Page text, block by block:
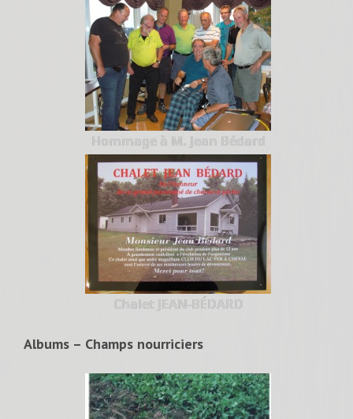
Hommage à M. Jean Bédard
Chalet JEAN-BÉDARD
Albums – Champs nourriciers